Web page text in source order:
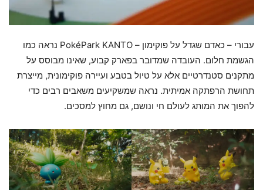
עבורי – כאדם שגדל על פוקימון – PokéPark KANTO נראה כמו
הגשמת חלום. העובדה שמדובר בפארק קבוע, שאינו מבוסס על
מתקנים סטנדרטיים אלא על טיול בטבע ועיירה פוקימונית, מייצרת
תחושת הרפתקה אמיתית. נראה שמשקיעים משאבים רבים כדי
להפוך את המותג לעולם חי ונושם, גם מחוץ למסכים.